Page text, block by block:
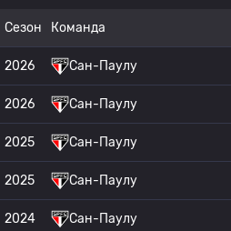
Сезон Команда
2026 Сан-Паулу
2026 Сан-Паулу
2025 Сан-Паулу
2025 Сан-Паулу
2024 Сан-Паулу